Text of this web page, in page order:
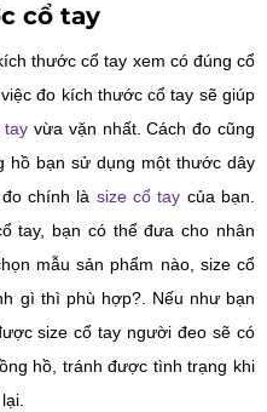
cổ tay
thước cổ tay xem có đúng cổ
đo kích thước cổ tay sẽ giúp
tay vừa vặn nhất. Cách đo cũng
hồ bạn sử dụng một thước dây
chính là size cổ tay của bạn.
tay, bạn có thể đưa cho nhân
mẫu sản phẩm nào, size cổ
gì thì phù hợp?. Nếu như bạn
size cổ tay người đeo sẽ có
hồ, tránh được tình trạng khi